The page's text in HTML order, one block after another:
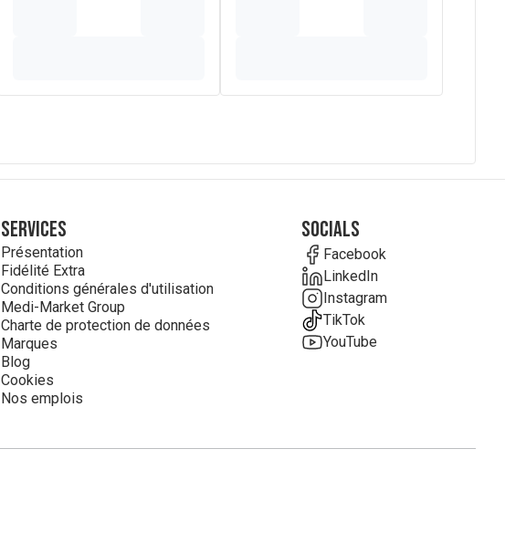
Services
Présentation
Fidélité Extra
Conditions générales d'utilisation
Medi-Market Group
Charte de protection de données
Marques
Blog
Cookies
Nos emplois
Socials
Facebook
LinkedIn
Instagram
TikTok
YouTube